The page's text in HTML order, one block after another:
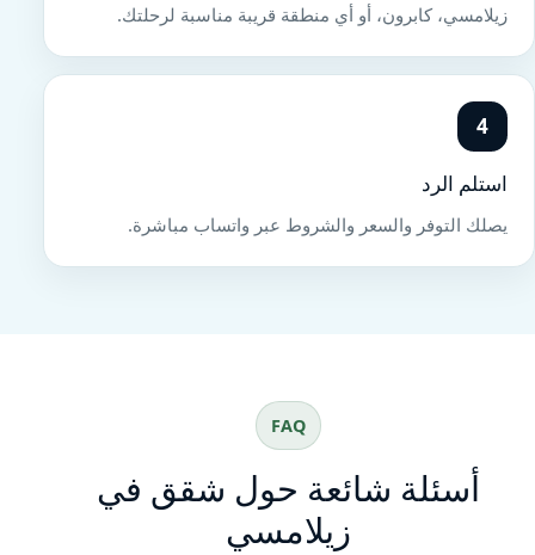
زيلامسي، كابرون، أو أي منطقة قريبة مناسبة لرحلتك.
4
استلم الرد
يصلك التوفر والسعر والشروط عبر واتساب مباشرة.
FAQ
أسئلة شائعة حول شقق في
زيلامسي